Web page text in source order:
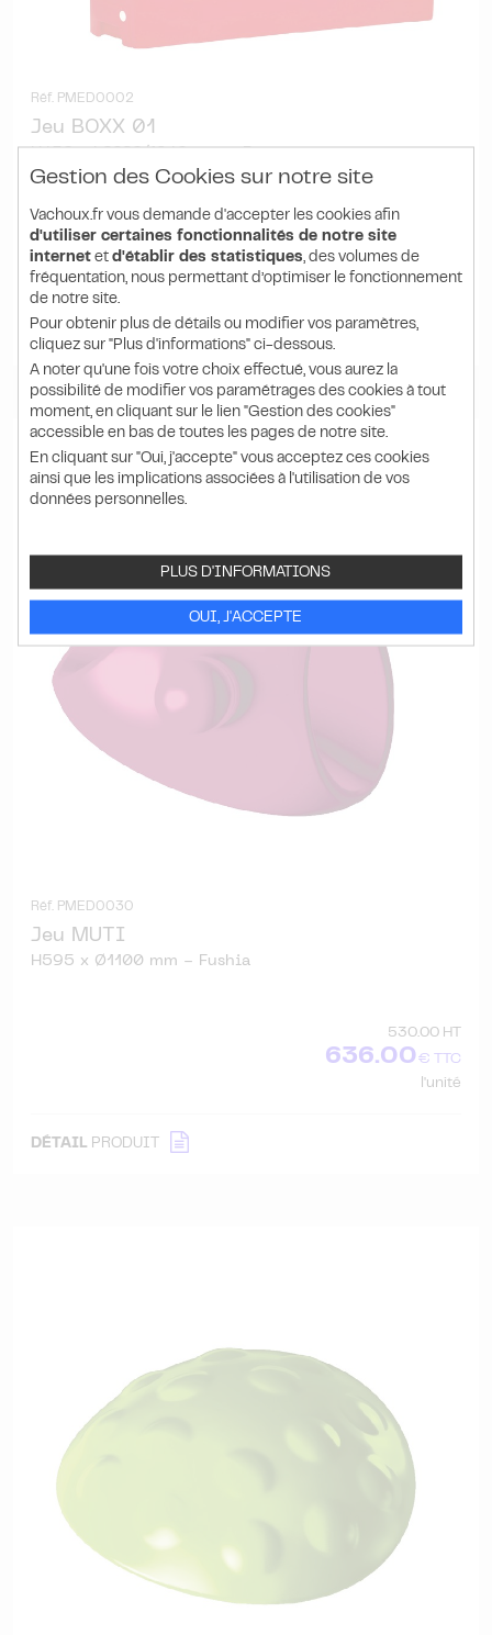
Réf. PMED0002
Jeu BOXX 01
H450 x L2280/1940 mm - Rouge
1 230.00€ TTC
l'unité
DÉTAIL PRODUIT
Réf. PMED0030
Jeu MUTI
H595 x Ø1100 mm - Fushia
530.00 HT
636.00€ TTC
l'unité
DÉTAIL PRODUIT
Gestion des Cookies sur notre site
Vachoux.fr vous demande d'accepter les cookies afin
d'utiliser certaines fonctionnalités de notre site
internetet d'établir des statistiques , des volumes de
fréquentation, nous permettant d’optimiser le fonctionnement
de notre site.
Pour obtenir plus de détails ou modifier vos paramètres,
cliquez sur "Plus d'informations" ci-dessous.
A noter qu'une fois votre choix effectué, vous aurez la
possibilité de modifier vos paramétrages des cookies à tout
moment, en cliquant sur le lien "Gestion des cookies"
accessible en bas de toutes les pages de notre site.
En cliquant sur "Oui, j'accepte" vous acceptez ces cookies
ainsi que les implications associées à l'utilisation de vos
données personnelles.
PLUS D'INFORMATIONS
OUI, J'ACCEPTE